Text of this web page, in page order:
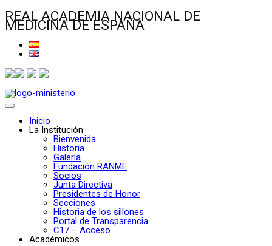
REAL ACADEMIA NACIONAL DE
MEDICINA DE ESPAÑA
Inicio
La Institución
Bienvenida
Historia
Galería
Fundación RANME
Socios
Junta Directiva
Presidentes de Honor
Secciones
Historia de los sillones
Portal de Transparencia
C17 – Acceso
Académicos